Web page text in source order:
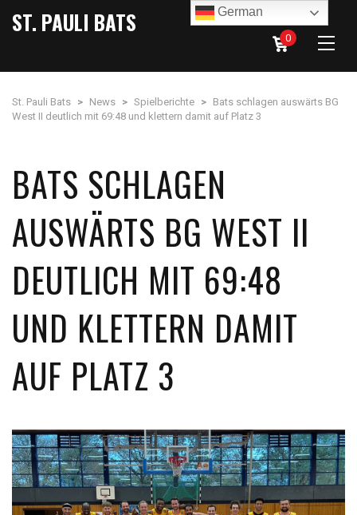
ST. PAULI BATS
0
St. Pauli Bats > News > Spielberichte > Bats schlagen auswärts BG
West II deutlich mit 69:48 und klettern damit auf Platz 3
BATS SCHLAGEN
AUSWÄRTS BG WEST II
DEUTLICH MIT 69:48
UND KLETTERN DAMIT
AUF PLATZ 3
German